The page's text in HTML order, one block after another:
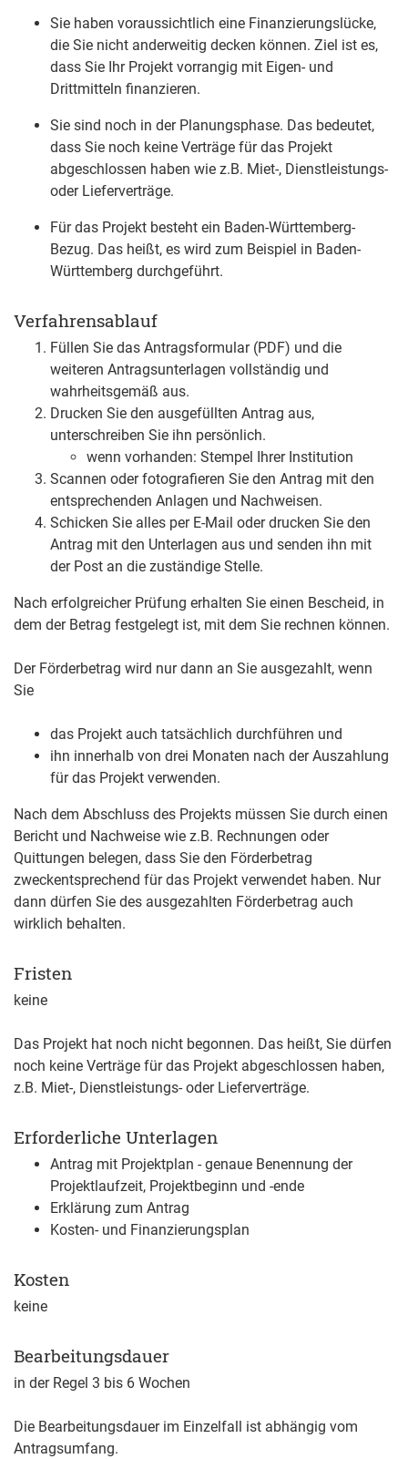
Sie haben voraussichtlich eine Finanzierungslücke,
die Sie nicht anderweitig decken können. Ziel ist es,
dass Sie Ihr Projekt vorrangig mit Eigen- und
Drittmitteln finanzieren.
Sie sind noch in der Planungsphase. Das bedeutet,
dass Sie noch keine Verträge für das Projekt
abgeschlossen haben wie z.B. Miet-, Dienstleistungs-
oder Lieferverträge.
Für das Projekt besteht ein Baden-Württemberg-
Bezug. Das heißt, es wird zum Beispiel in Baden-
Württemberg durchgeführt.
Verfahrensablauf
Füllen Sie das Antragsformular (PDF) und die
weiteren Antragsunterlagen vollständig und
wahrheitsgemäß aus.
Drucken Sie den ausgefüllten Antrag aus,
unterschreiben Sie ihn persönlich.
wenn vorhanden: Stempel Ihrer Institution
Scannen oder fotografieren Sie den Antrag mit den
entsprechenden Anlagen und Nachweisen.
Schicken Sie alles per E-Mail oderdrucken Sie den
Antrag mit den Unterlagen aus und senden ihn mit
der Post an die zuständige Stelle.
Nach erfolgreicher Prüfung erhalten Sie einen Bescheid, in
dem der Betrag festgelegt ist, mit dem Sie rechnen können.
Der Förderbetrag wird nur dann an Sie ausgezahlt, wenn
Sie
das Projekt auch tatsächlich durchführen und
ihn innerhalb von drei Monaten nach der Auszahlung
für das Projekt verwenden.
Nach dem Abschluss des Projekts müssen Sie durch einen
Bericht und Nachweise wie z.B. Rechnungen oder
Quittungen belegen, dass Sie den Förderbetrag
zweckentsprechend für das Projekt verwendet haben. Nur
dann dürfen Sie des ausgezahlten Förderbetrag auch
wirklich behalten.
Fristen
keine
Das Projekt hat noch nicht begonnen. Das heißt, Sie dürfen
noch keine Verträge für das Projekt abgeschlossen haben,
z.B. Miet-, Dienstleistungs- oder Lieferverträge.
Erforderliche Unterlagen
Antrag mit Projektplan - genaue Benennung der
Projektlaufzeit, Projektbeginn und -ende
Erklärung zum Antrag
Kosten- und Finanzierungsplan
Kosten
keine
Bearbeitungsdauer
in der Regel 3 bis 6 Wochen
Die Bearbeitungsdauer im Einzelfall ist abhängig vom
Antragsumfang.